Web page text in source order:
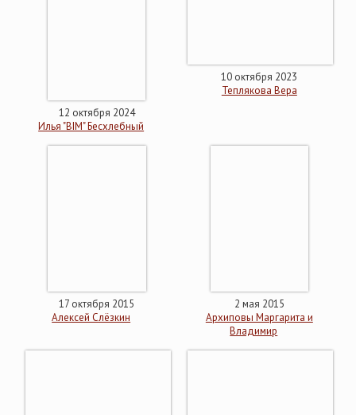
12 октября 2024
Илья "BIM" Бесхлебный
10 октября 2023
Теплякова Вера
17 октября 2015
Алексей Слёзкин
2 мая 2015
Архиповы Маргарита и
Владимир